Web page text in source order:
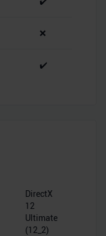
❌
✔️
DirectX
12
Ultimate
(12_2)